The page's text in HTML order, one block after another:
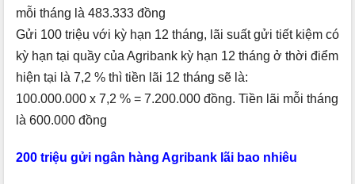
mỗi tháng là 483.333 đồng
Gửi 100 triệu với kỳ hạn 12 tháng, lãi suất gửi tiết kiệm có
kỳ hạn tại quầy của Agribank kỳ hạn 12 tháng ở thời điểm
hiện tại là 7,2 % thì tiền lãi 12 tháng sẽ là:
100.000.000 x 7,2 % = 7.200.000 đồng. Tiền lãi mỗi tháng
là 600.000 đồng
200 triệu gửi ngân hàng Agribank lãi bao nhiêu